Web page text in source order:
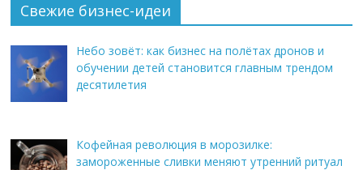
Свежие бизнес-идеи
Небо зовёт: как бизнес на полётах дронов и
обучении детей становится главным трендом
десятилетия
Кофейная революция в морозилке:
замороженные сливки меняют утренний ритуал